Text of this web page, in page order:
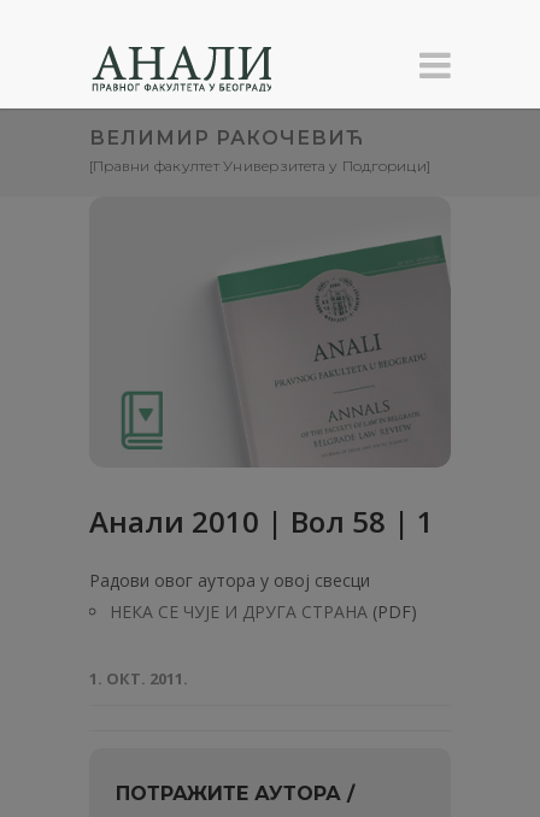
ВЕЛИМИР РАКОЧЕВИЋ
[Правни факултет Универзитета у Подгорици]
Анали 2010 | Вол 58 | 1
Радови овог аутора у овој свесци
НЕКА СЕ ЧУЈЕ И ДРУГА СТРАНА (PDF)
1. ОКТ. 2011.
ПОТРАЖИТЕ АУТОРА /